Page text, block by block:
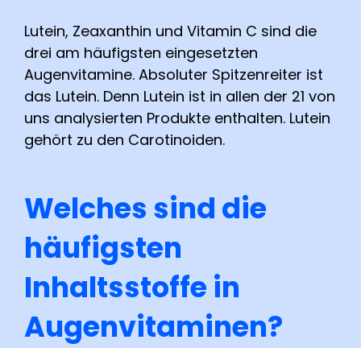
Lutein, Zeaxanthin und Vitamin C sind die
drei am häufigsten eingesetzten
Augenvitamine. Absoluter Spitzenreiter ist
das Lutein. Denn Lutein ist in allen der 21 von
uns analysierten Produkte enthalten. Lutein
gehört zu den Carotinoiden.
Welches sind die
häufigsten
Inhaltsstoffe in
Augenvitaminen?